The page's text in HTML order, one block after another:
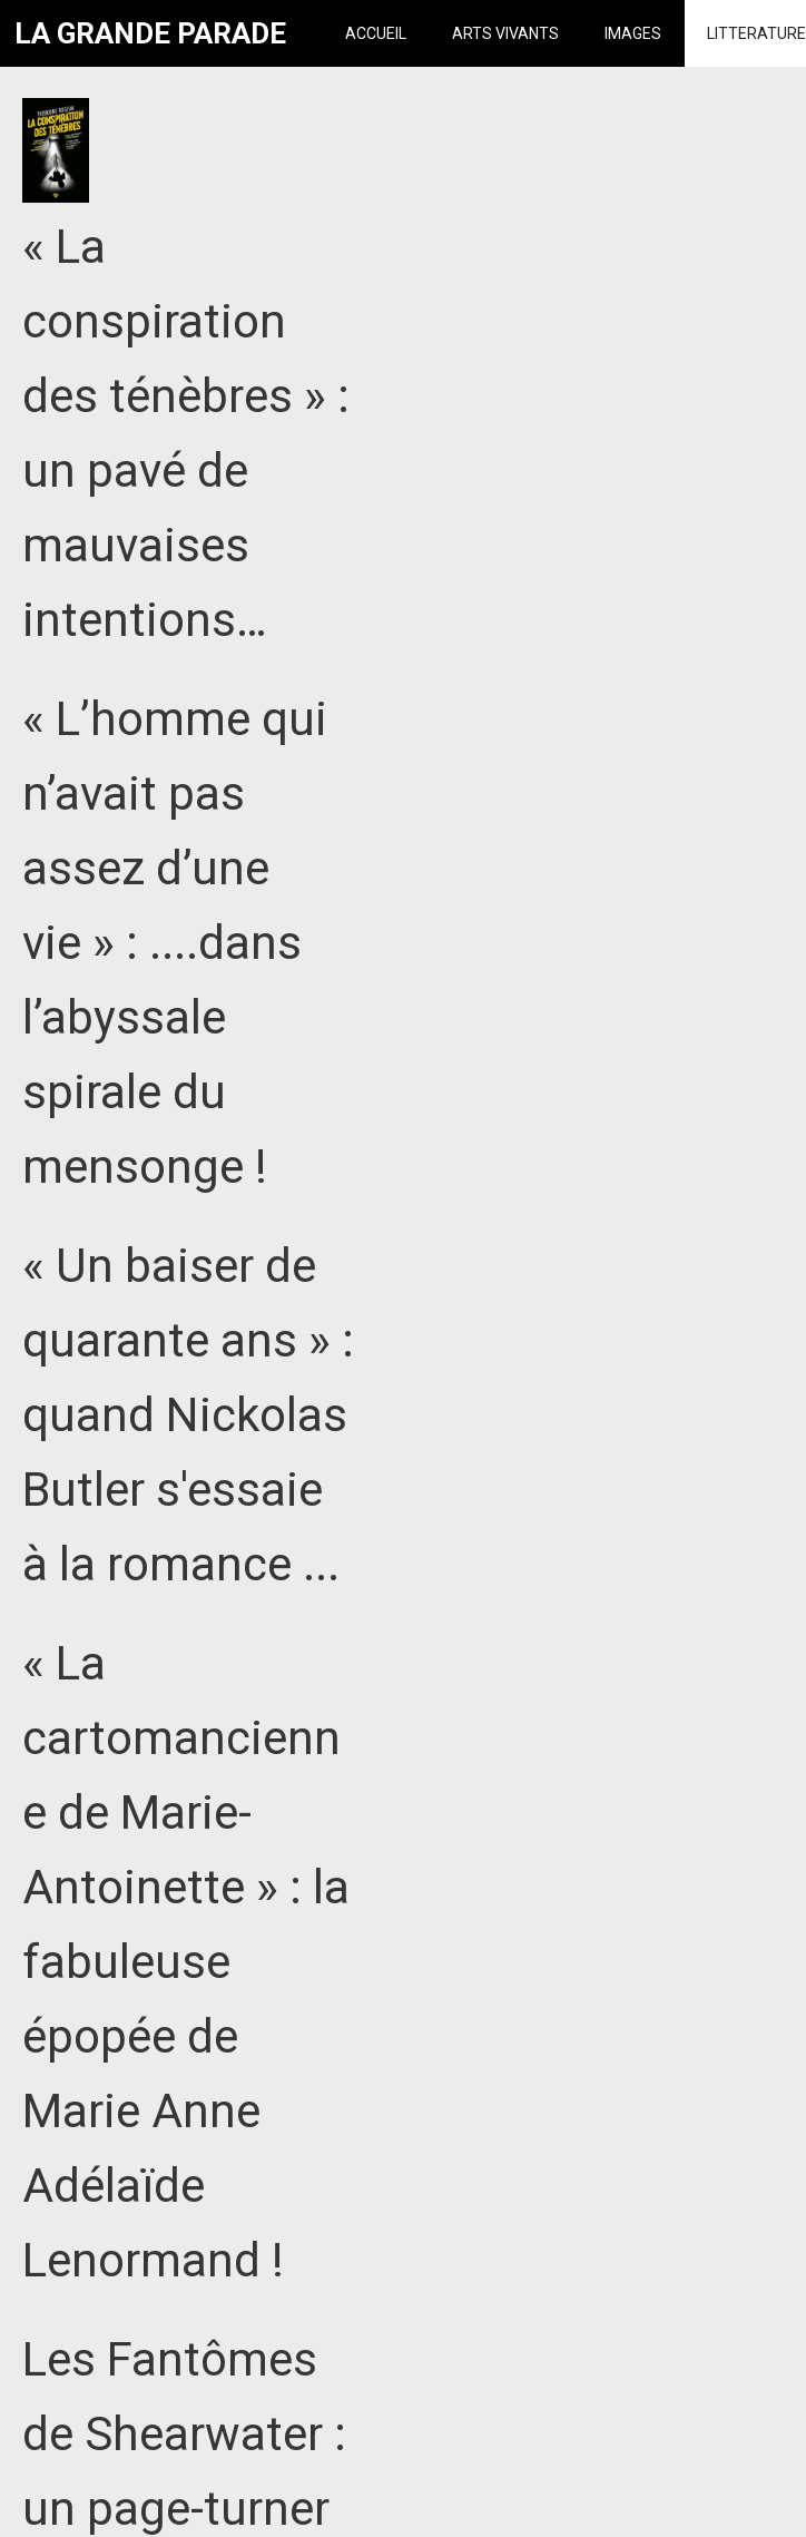
LA GRANDE PARADE ACCUEIL ARTS VIVANTS IMAGES LITTERATURE
« La
conspiration
des ténèbres » :
un pavé de
mauvaises
intentions…
« L’homme qui
n’avait pas
assez d’une
vie » : ....dans
l’abyssale
spirale du
mensonge !
« Un baiser de
quarante ans » :
quand Nickolas
Butler s'essaie
à la romance ...
« La
cartomancienn
e de Marie-
Antoinette » : la
fabuleuse
épopée de
Marie Anne
Adélaïde
Lenormand !
Les Fantômes
de Shearwater :
un page-turner